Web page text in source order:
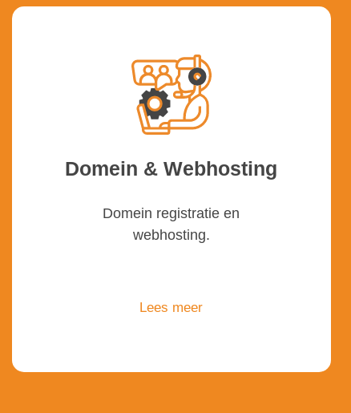
Domein & Webhosting
Domein registratie en
webhosting.
Lees meer